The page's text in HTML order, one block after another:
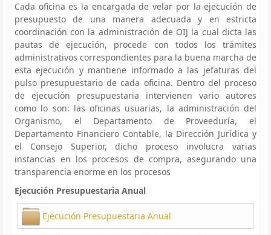
Cada oficina es la encargada de velar por la ejecución de
presupuesto de una manera adecuada y en estricta
coordinación con la administración de OIJ la cual dicta las
pautas de ejecución, procede con todos los trámites
administrativos correspondientes para la buena marcha de
esta ejecución y mantiene informado a las jefaturas del
pulso presupuestario de cada oficina. Dentro del proceso
de ejecución presupuestaria intervienen vario autores
como lo son: las oficinas usuarias, la administración del
Organismo, el Departamento de Proveeduría, el
Departamento Financiero Contable, la Dirección Jurídica y
el Consejo Superior, dicho proceso involucra varias
instancias en los procesos de compra, asegurando una
transparencia enorme en los procesos
Ejecución Presupuestaria Anual
Ejecución Presupuestaria Anual